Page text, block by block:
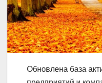
Обновлена база